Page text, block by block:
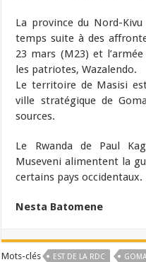
La province du Nord-
temps suite à des
23 mars (M23) et
les patriotes, Wazalendo.
Le territoire de Masisi
ville stratégique de
sources.
Le Rwanda de Paul
Museveni alimentent la
certains pays occidentaux.
Nesta Batomene
Mots-clés EST DE LA RDC